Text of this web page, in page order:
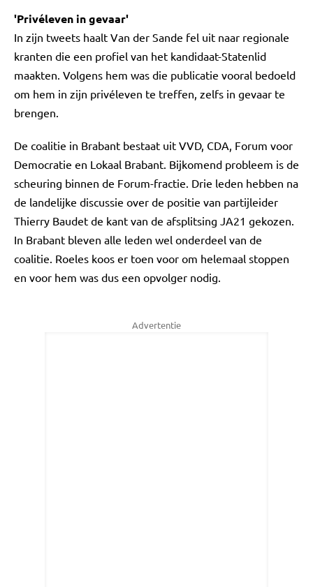
'Privéleven in gevaar'
In zijn tweets haalt Van der Sande fel uit naar regionale
kranten die een profiel van het kandidaat-Statenlid
maakten. Volgens hem was die publicatie vooral bedoeld
om hem in zijn privéleven te treffen, zelfs in gevaar te
brengen.
De coalitie in Brabant bestaat uit VVD, CDA, Forum voor
Democratie en Lokaal Brabant. Bijkomend probleem is de
scheuring binnen de Forum-fractie. Drie leden hebben na
de landelijke discussie over de positie van partijleider
Thierry Baudet de kant van de afsplitsing JA21 gekozen.
In Brabant bleven alle leden wel onderdeel van de
coalitie. Roeles koos er toen voor om helemaal stoppen
en voor hem was dus een opvolger nodig.
Advertentie